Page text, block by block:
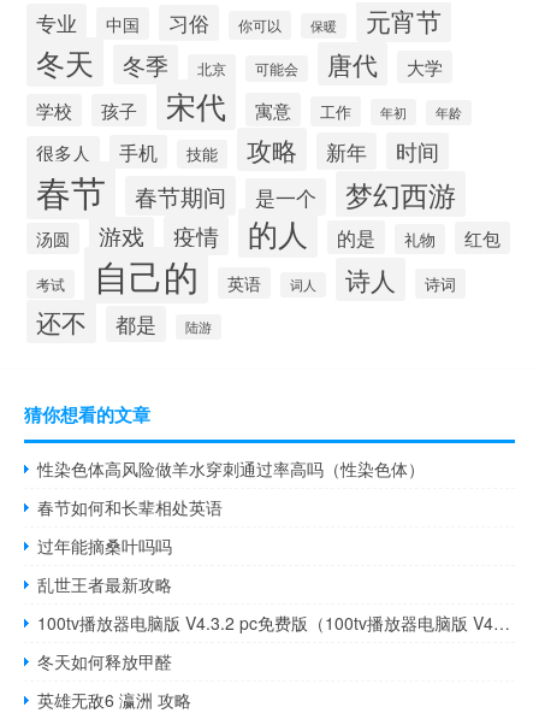
专业 中国 习俗 你可以 保暖 元宵节
冬天 冬季 北京 可能会 唐代
大学
学校
孩子 宋代 寓意 工作 年初 年龄
很多人 手机 技能 攻略 新年 时间
春节 春节期间 是一个 梦幻西游
汤圆 游戏 疫情 的人 的是 礼物 红包
考试 自己的 英语 词人 诗人 诗词
还不 都是 陆游
猜你想看的文章
性染色体高风险做羊水穿刺通过率高吗（性染色体）
春节如何和长辈相处英语
过年能摘桑叶吗吗
乱世王者最新攻略
100tv播放器电脑版 V4.3.2 pc免费版（100tv播放器电脑版 V4.3.2 pc免费版功能简介）
冬天如何释放甲醛
英雄无敌6 瀛洲 攻略